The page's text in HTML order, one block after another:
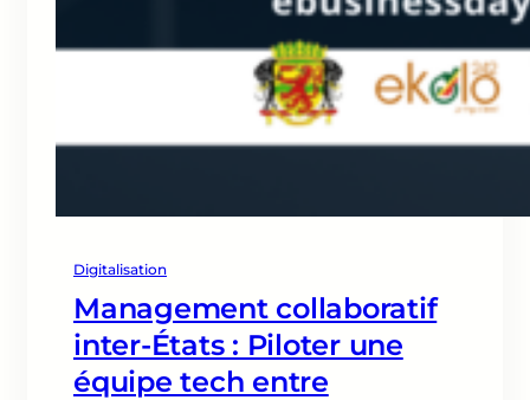
Digitalisation
Management collaboratif
inter-États : Piloter une
équipe tech entre